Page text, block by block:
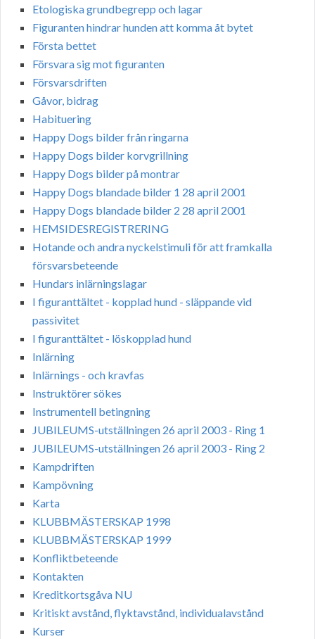
Etologiska grundbegrepp och lagar
Figuranten hindrar hunden att komma åt bytet
Första bettet
Försvara sig mot figuranten
Försvarsdriften
Gåvor, bidrag
Habituering
Happy Dogs bilder från ringarna
Happy Dogs bilder korvgrillning
Happy Dogs bilder på montrar
Happy Dogs blandade bilder 1 28 april 2001
Happy Dogs blandade bilder 2 28 april 2001
HEMSIDESREGISTRERING
Hotande och andra nyckelstimuli för att framkalla
försvarsbeteende
Hundars inlärningslagar
I figuranttältet - kopplad hund - släppande vid
passivitet
I figuranttältet - löskopplad hund
Inlärning
Inlärnings - och kravfas
Instruktörer sökes
Instrumentell betingning
JUBILEUMS-utställningen 26 april 2003 - Ring 1
JUBILEUMS-utställningen 26 april 2003 - Ring 2
Kampdriften
Kampövning
Karta
KLUBBMÄSTERSKAP 1998
KLUBBMÄSTERSKAP 1999
Konfliktbeteende
Kontakten
Kreditkortsgåva NU
Kritiskt avstånd, flyktavstånd, individualavstånd
Kurser